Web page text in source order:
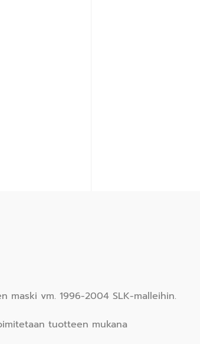
maski vm. 1996-2004 SLK-malleihin.
tuotteen mukana